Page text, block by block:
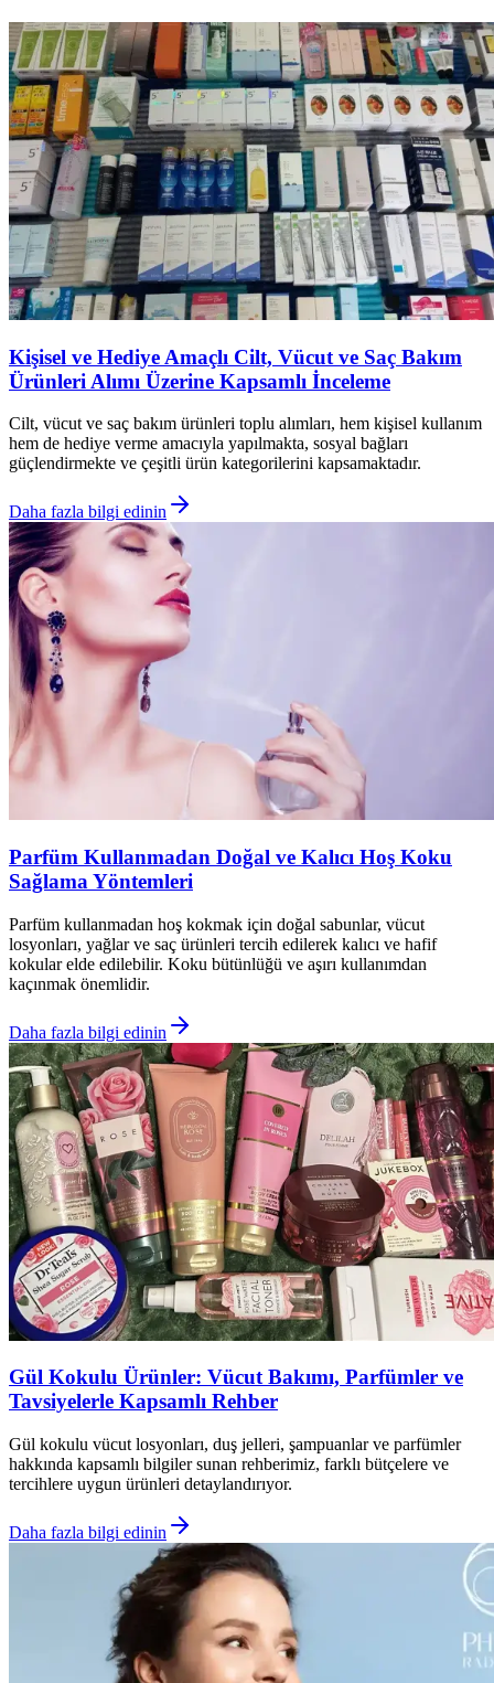
Kişisel ve Hediye Amaçlı Cilt, Vücut ve Saç Bakım
Ürünleri Alımı Üzerine Kapsamlı İnceleme
Cilt, vücut ve saç bakım ürünleri toplu alımları, hem kişisel kullanım
hem de hediye verme amacıyla yapılmakta, sosyal bağları
güçlendirmekte ve çeşitli ürün kategorilerini kapsamaktadır.
Daha fazla bilgi edinin
Parfüm Kullanmadan Doğal ve Kalıcı Hoş Koku
Sağlama Yöntemleri
Parfüm kullanmadan hoş kokmak için doğal sabunlar, vücut
losyonları, yağlar ve saç ürünleri tercih edilerek kalıcı ve hafif
kokular elde edilebilir. Koku bütünlüğü ve aşırı kullanımdan
kaçınmak önemlidir.
Daha fazla bilgi edinin
Gül Kokulu Ürünler: Vücut Bakımı, Parfümler ve
Tavsiyelerle Kapsamlı Rehber
Gül kokulu vücut losyonları, duş jelleri, şampuanlar ve parfümler
hakkında kapsamlı bilgiler sunan rehberimiz, farklı bütçelere ve
tercihlere uygun ürünleri detaylandırıyor.
Daha fazla bilgi edinin